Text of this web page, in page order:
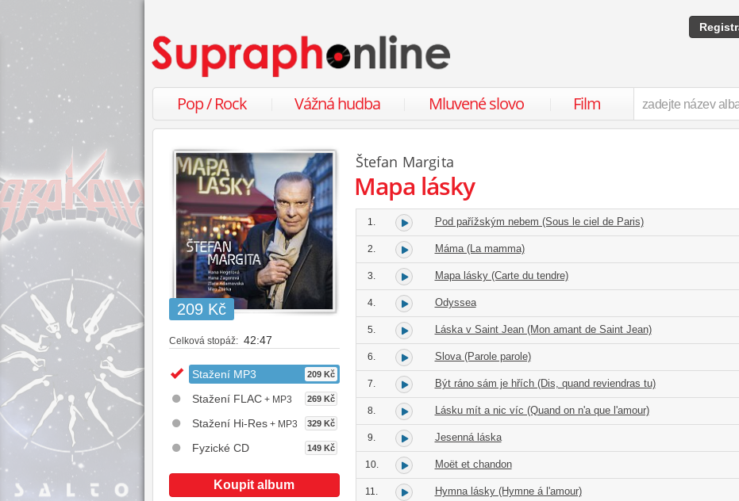
Pop / Rock Vážná hudba Mluvené slovo Film
209 Kč
Celková stopáž: 42:47
Stažení MP3 209 Kč
Stažení FLAC + MP3 269 Kč
Stažení Hi-Res + MP3 329 Kč
Fyzické CD 149 Kč
Koupit album
Štefan Margita
Mapa lásky
1. Pod pařížským nebem (Sous le ciel de Paris)
2. Máma (La mamma)
3. Mapa lásky (Carte du tendre)
4. Odyssea
5. Láska v Saint Jean (Mon amant de Saint Jean)
6. Slova (Parole parole)
7. Být ráno sám je hřích (Dis, quand reviendras tu)
8. Lásku mít a nic víc (Quand on n'a que l'amour)
9. Jesenná láska
10. Moët et chandon
11. Hymna lásky (Hymne á l'amour)